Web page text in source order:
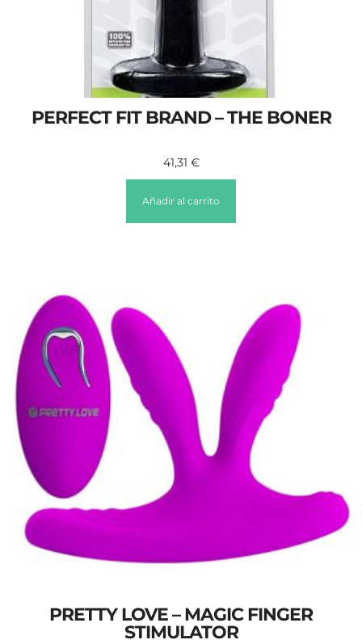
PERFECT FIT BRAND – THE BONER
41,31 €
Añadir al carrito
PRETTY LOVE – MAGIC FINGER
STIMULATOR